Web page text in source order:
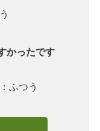
かったです
ふつう